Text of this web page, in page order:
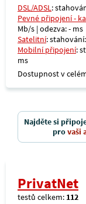
DSL/ADSL:
Pevné připojení -
Mb/s | odezva: - ms
Satelitní:
Mobilní připojení:
ms
Dostupnost v
Najděte si
provaši
PrivatNet
testů celkem: 112